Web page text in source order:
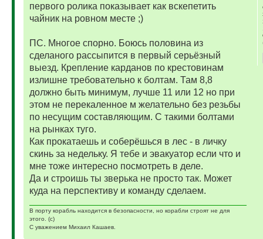
первого ролика показывает как вскепетить
чайник на ровном месте ;)
ПС. Многое спорно. Боюсь половина из
сделаного рассыпится в первый серьёзный
выезд. Крепление карданов по крестовинам
излишне требовательно к болтам. Там 8,8
должно быть минимум, лучше 11 или 12 но при
этом не перекаленное м желательно без резьбы
по несущим составляющим. С такими болтами
на рынках туго.
Как прокатаешь и соберёшься в лес - в личку
скинь за недельку. Я тебе и эвакуатор если что и
мне тоже интересно посмотреть в деле.
Да и строишь ты зверька не просто так. Может
куда на перспективу и команду сделаем.
В порту корабль находится в безопасности, но корабли строят не для
этого. (с)
С уважением Михаил Кашаев.